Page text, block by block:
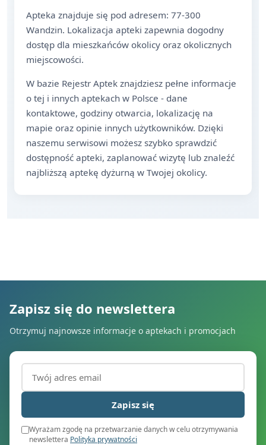
Apteka znajduje się pod adresem: 77-300
Wandzin. Lokalizacja apteki zapewnia dogodny
dostęp dla mieszkańców okolicy oraz okolicznych
miejscowości.
W bazie Rejestr Aptek znajdziesz pełne informacje
o tej i innych aptekach w Polsce - dane
kontaktowe, godziny otwarcia, lokalizację na
mapie oraz opinie innych użytkowników. Dzięki
naszemu serwisowi możesz szybko sprawdzić
dostępność apteki, zaplanować wizytę lub znaleźć
najbliższą aptekę dyżurną w Twojej okolicy.
Zapisz się do newslettera
Otrzymuj najnowsze informacje o aptekach i promocjach
Adres email (wymagany)
Zapisz się
Wyrażam zgodę na przetwarzanie danych w celu otrzymywania
newslettera Polityka prywatności